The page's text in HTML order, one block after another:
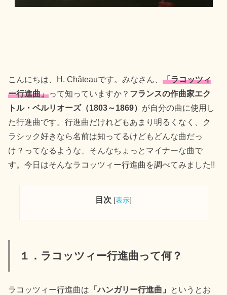
こんにちは、H. Châteauです。みなさん、「ラコッツィ
ー行進曲」って知っていますか？ フランスの作曲家エク
トル・ベルリオーズ（1803～1869） が自分の曲に使用し
た行進曲です。行進曲だけれどもあまり明るくなく、ク
ラシック好きなら名前は知ってるけどもどんな曲だっ
け？ってなるような、そんなちょっとマイナーな曲で
す。今日はそんなラコッツィー行進曲を調べてみました!!
目次 [表示]
１．ラコッツィー行進曲って何？
ラコッツィー行進曲は 「ハンガリー行進曲」 というとお